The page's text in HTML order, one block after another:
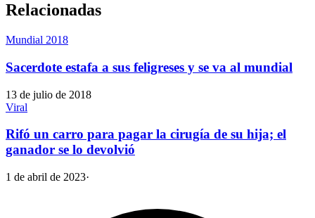
Relacionadas
Mundial 2018
Sacerdote estafa a sus feligreses y se va al mundial
13 de julio de 2018
Viral
Rifó un carro para pagar la cirugía de su hija; el
ganador se lo devolvió
1 de abril de 2023·